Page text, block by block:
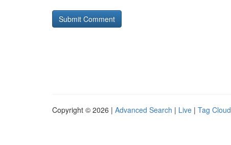
Copyright © 2026 | Advanced Search | Live | Tag Cloud